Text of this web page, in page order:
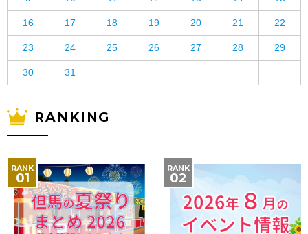
16 17 18 19 20 21 22
23 24 25 26 27 28 29
30 31
RANKING